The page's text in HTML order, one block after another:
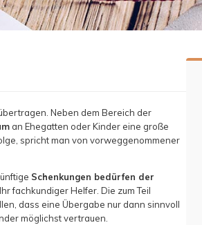
Neben dem Bereich der
an Ehegatten oder Kinder eine große
spricht man von vorweggenommener
Schenkungen bedürfen der
fachkundiger Helfer. Die zum Teil
dass eine Übergabe nur dann sinnvoll
möglichst vertrauen.